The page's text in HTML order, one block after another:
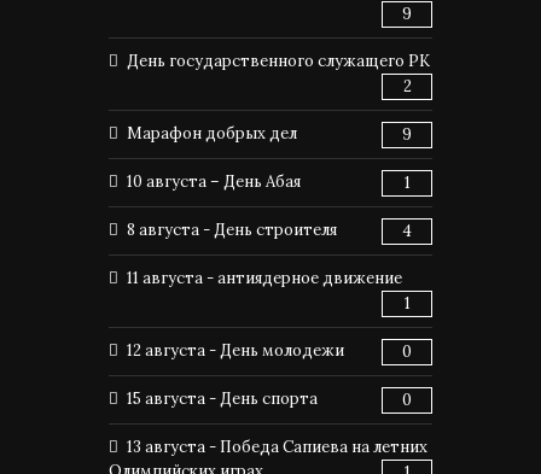
9
День государственного служащего РК
2
Марафон добрых дел 9
10 августа – День Абая 1
8 августа - День строителя 4
11 августа - антиядерное движение
1
12 августа - День молодежи 0
15 августа - День спорта 0
13 августа - Победа Сапиева на летних